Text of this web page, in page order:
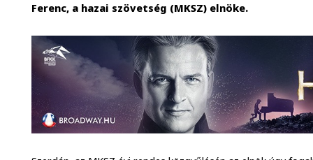
Ferenc, a hazai szövetség (MKSZ) elnöke.